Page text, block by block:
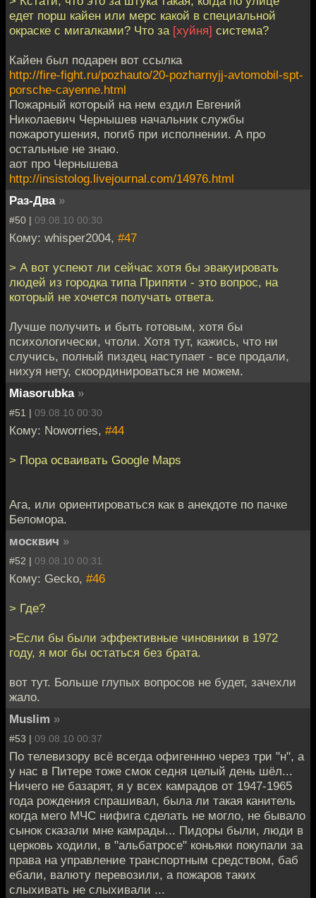
едет порш кайен или мерс какой в специальной
окраске с мигалками? Что за [хуйня] система?
Кайен был подарен вот ссылка
http://fire-fight.ru/pozhauto/20-pozharnyjj-avtomobil-spt-
porsche-cayenne.html
Пожарный который на нем ездил Евгений
Николаевич Чернышев начальник службы
пожаротушения, погиб при исполнении. А про
остальные не знаю.
аот про Чернышева
http://insistolog.livejournal.com/14976.html
Раз-Два »
#50 | 09.08.10 00:30
Кому: whisper2004, #47
> А вот успеют ли сейчас хотя бы эвакуировать
людей из городка типа Припяти - это вопрос, на
который не хочется получать ответа.
Лучше получить и быть готовым, хотя бы
психологически, чтоли. Хотя тут, кажись, что ни
случись, полный пиздец наступает - все продали,
нихуя нету, скоординироваться не можем.
Miasorubka »
#51 | 09.08.10 00:30
Кому: Noworries, #44
> Пора осваивать Google Maps
Ага, или ориентироваться как в анекдоте по пачке
Беломора.
москвич »
#52 | 09.08.10 00:31
Кому: Gecko, #46
> Где?
>Если бы были эффективные чиновники в 1972
году, я мог бы остаться без брата.
вот тут. Больше глупых вопросов не будет, зачехли
жало.
Muslim »
#53 | 09.08.10 00:37
По телевизору всё всегда офигеннно через три "н", а
у нас в Питере тоже смок седня целый день шёл...
Ничего не базарят, я у всех камрадов от 1947-1965
года рождения спрашивал, была ли такая канитель
когда мего МЧС нифига сделать не могло, не бывало
сынок сказали мне камрады... Пидоры были, люди в
церковь ходили, в "альбатросе" коньяки покупали за
права на управление транспортным средством, баб
ебали, валюту перевозили, а пожаров таких
слыхивать не слыхивали ...